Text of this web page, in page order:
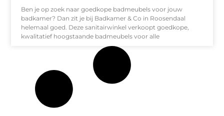
Ben je op zoek naar goedkope badmeubels voor jouw
badkamer? Dan zit je bij Badkamer & Co in Roosendaal
helemaal goed. Deze sanitairwinkel verkoopt goedkope,
kwalitatief hoogstaande badmeubels voor alle